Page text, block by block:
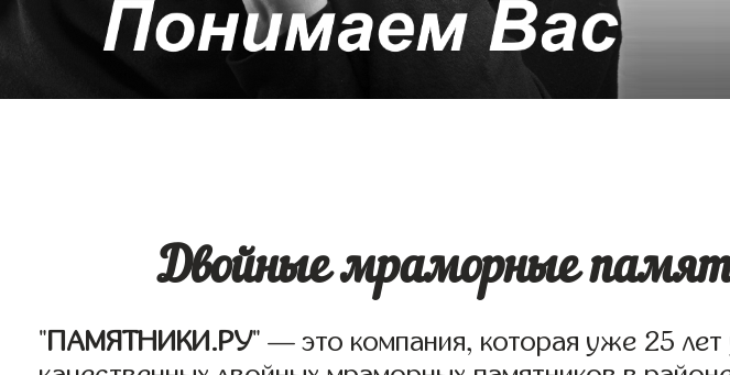
Двойные мраморные
"ПАМЯТНИКИ.РУ" — это компания, которая уже 25 лет